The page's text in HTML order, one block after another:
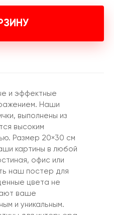
и эффектные
Наши
выполнены из
высоким
Размер 20×30 см
картины в любой
офис или
наш постер для
цвета не
ваше
и уникальным.